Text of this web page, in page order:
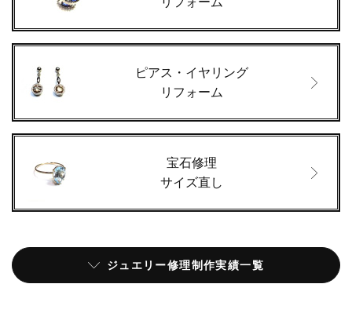
ピアス・イヤリング
リフォーム
宝石修理
サイズ直し
ジュエリー修理制作実績一覧